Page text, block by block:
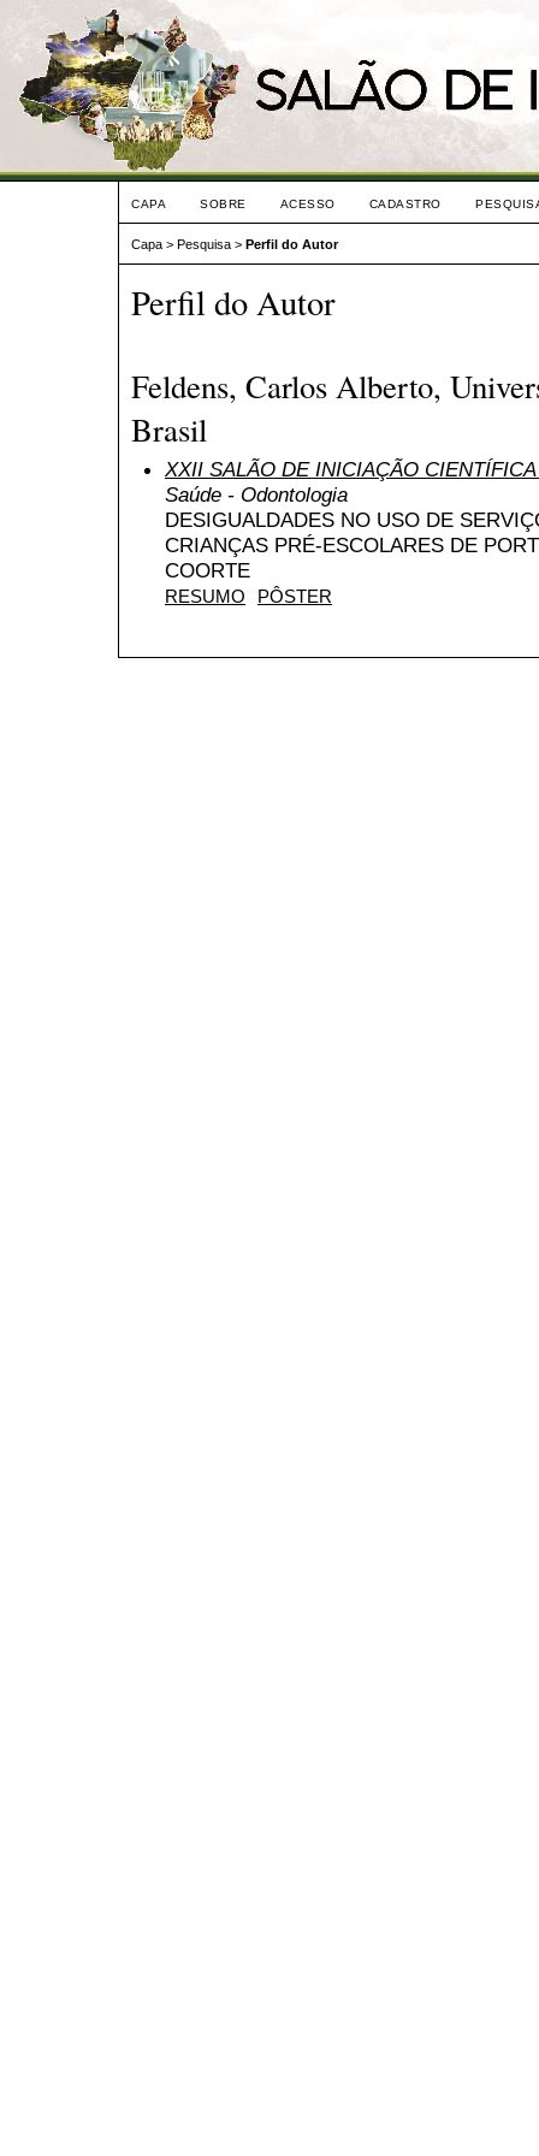
CAPA SOBRE ACESSO CADASTRO
Capa > Pesquisa > Perfil do Autor
Perfil do Autor
Feldens, Carlos Alberto,
Brasil
XXII SALÃO DE INICIAÇÃO
Saúde - Odontologia
DESIGUALDADES NO USO DE
CRIANÇAS PRÉ-ESCOLARES DE
COORTE
RESUMO PÔSTER